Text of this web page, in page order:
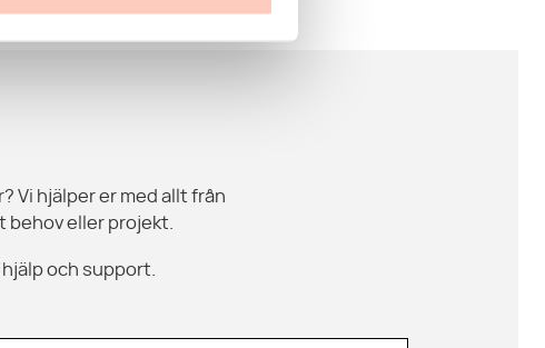
Vi hjälper er med allt från
eller projekt.
och support.